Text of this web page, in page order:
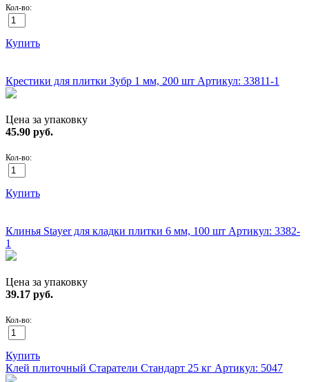
Кол-во:
Купить
Крестики для плитки Зубр 1 мм, 200 шт Артикул: 33811-1
Цена за упаковку
45.90 руб.
Кол-во:
Купить
Клинья Stayer для кладки плитки 6 мм, 100 шт Артикул: 3382-
1
Цена за упаковку
39.17 руб.
Кол-во:
Купить
Клей плиточный Старатели Стандарт 25 кг Артикул: 5047